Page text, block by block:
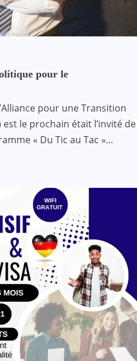
pour le
pour une Transition
le prochain était l’invité de
« Du Tic au Tac »…